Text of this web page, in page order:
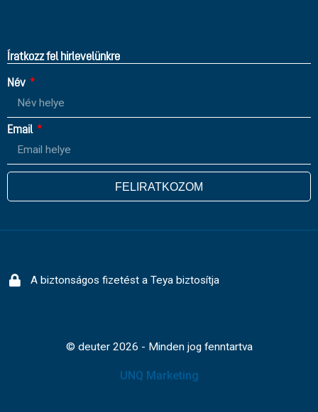
Íratkozz fel hirlevelünkre
Név
Email
FELIRATKOZOM
A biztonságos fizetést a Teya biztosítja
© deuter 2026 - Minden jog fenntartva
UNQ Marketing